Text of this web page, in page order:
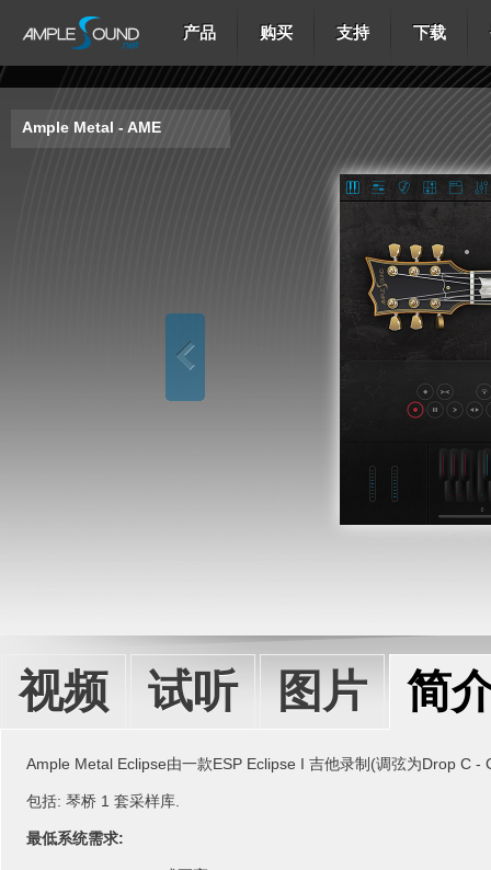
产品 购买 支持 下载
Ample Metal - AME
视频 试听 图片 简
AMP Sim
Ample Metal Eclipse由一款ESP Eclipse I 吉他录制(调弦为Drop C -
包括: 琴桥 1 套采样库.
最低系统需求: